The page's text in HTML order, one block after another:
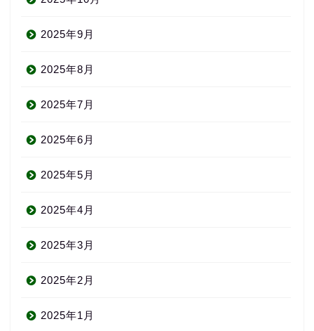
2025年9月
2025年8月
2025年7月
2025年6月
2025年5月
2025年4月
2025年3月
2025年2月
2025年1月